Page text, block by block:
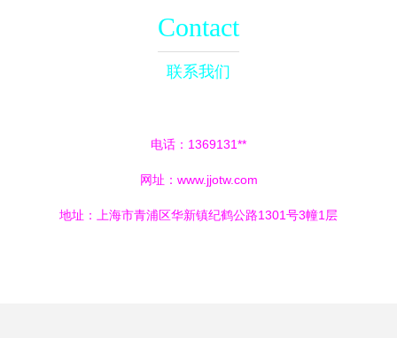
Contact
联系我们
电话：1369131**
网址： www.jjotw.com
地址：上海市青浦区华新镇纪鹤公路1301号3幢1层